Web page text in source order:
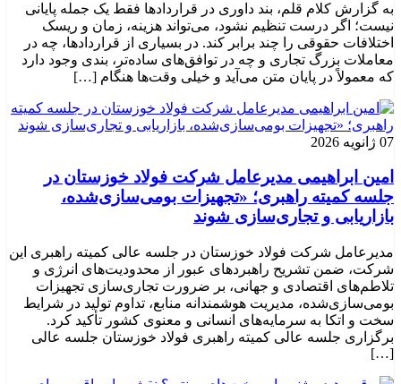
به گزارش کلام قلم، بند داوری در قراردادها فقط یک جمله پایانی
نیست؛ اگر درست تنظیم نشود، می‌تواند هزینه، زمان و ریسک
اختلافات حقوقی را چند برابر کند. در بسیاری از قراردادها، چه در
معاملات بزرگ تجاری و چه در توافق‌های ساده‌تر، بندی وجود دارد
که معمولاً در پایان متن می‌آید و خیلی وقت‌ها هنگام […]
07 ژانویه 2026
امین ابراهیمی مدیرعامل شرکت فولاد خوزستان در
جلسه کمیته راهبری؛ «تجهیزات بومی‌سازی‌شده،
بازاریابی و تجاری‌سازی شوند
مدیرعامل شرکت فولاد خوزستان در جلسه عالی کمیته راهبری این
شرکت، ضمن تشریح راهبردهای عبور از محدودیت‌های انرژی و
تلاطم‌های اقتصادی و جهانی، بر ضرورت تجاری‌سازی تجهیزات
بومی‌سازی‌شده، مدیریت هوشمندانه منابع، تداوم تولید در شرایط
سخت و اتکا به سرمایه‌های انسانی و معنوی کشور تأکید کرد.
برگزاری جلسه عالی کمیته راهبری فولاد خوزستان جلسه عالی
[…]